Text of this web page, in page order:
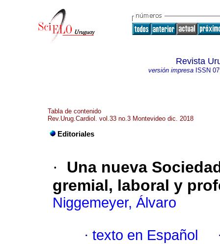
Revista
versión impresaISSN
Tabla de contenido
Rev.Urug.Cardiol. vol.33 no.3 Montevideo dic. 2018
Editoriales
·
Una nueva
gremial, laboral y
Niggemeyer, Álvaro
· texto en Español